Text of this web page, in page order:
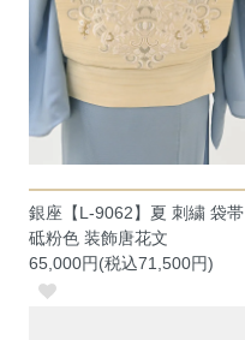
銀座【L-9062】夏 刺繍 袋帯
砥粉色 装飾唐花文
65,000円(税込71,500円)